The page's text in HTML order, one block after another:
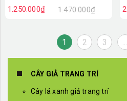
1.250.000₫ 1.470.000₫
1 2 3 ...
CÂY GIẢ TRANG TRÍ
Cây lá xanh giả trang trí